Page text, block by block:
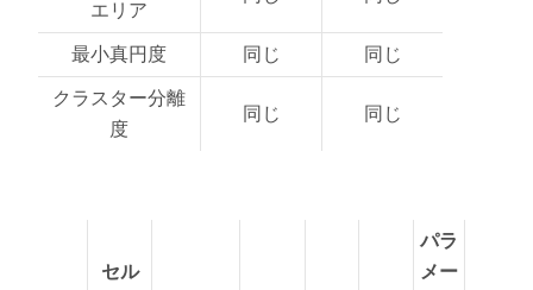
エリア
最小真円度 同じ 同じ
クラスター分離
度
同じ 同じ
セル
パラ
メー